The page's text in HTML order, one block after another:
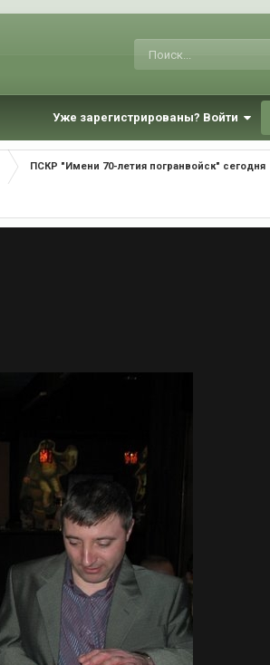
Уже зарегистрированы? Войти
ПСКР "Имени 70-летия погранвойск" сегодня